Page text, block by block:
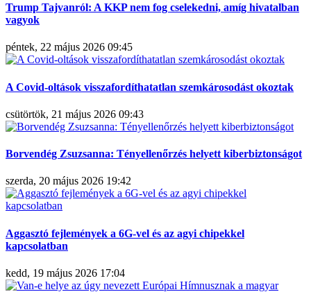
Trump Tajvanról: A KKP nem fog cselekedni, amíg hivatalban
vagyok
péntek, 22 május 2026 09:45
A Covid-oltások visszafordíthatatlan szemkárosodást okoztak
csütörtök, 21 május 2026 09:43
Borvendég Zsuzsanna: Tényellenőrzés helyett kiberbiztonságot
szerda, 20 május 2026 19:42
Aggasztó fejlemények a 6G-vel és az agyi chipekkel
kapcsolatban
kedd, 19 május 2026 17:04